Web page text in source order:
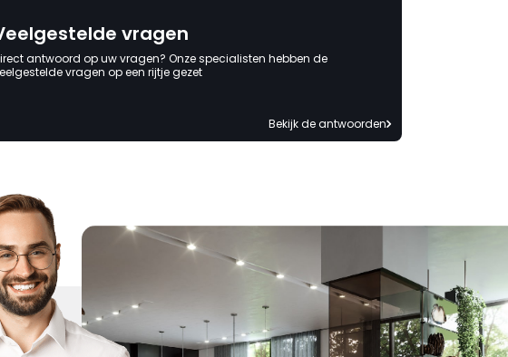
vragen
antwoord op uw vragen? Onze specialisten hebben de
vragen op een rijtje gezet
Bekijk de antwoorden